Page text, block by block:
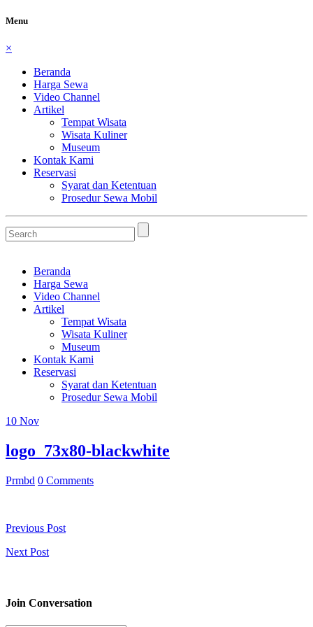
Menu
×
Beranda
Harga Sewa
Video Channel
Artikel
Tempat Wisata
Wisata Kuliner
Museum
Kontak Kami
Reservasi
Syarat dan Ketentuan
Prosedur Sewa Mobil
Beranda
Harga Sewa
Video Channel
Artikel
Tempat Wisata
Wisata Kuliner
Museum
Kontak Kami
Reservasi
Syarat dan Ketentuan
Prosedur Sewa Mobil
10 Nov
logo_73x80-blackwhite
Prmbd 0 Comments
Previous Post
Next Post
Join Conversation